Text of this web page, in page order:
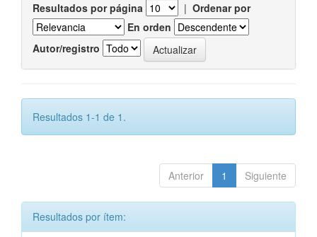
Resultados por página | Ordenar por
En orden
Autor/registro
Resultados 1-1 de 1.
Anterior 1 Siguiente
Resultados por ítem: